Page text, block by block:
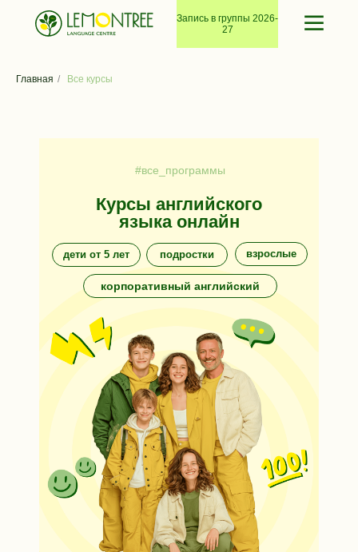
Запись в группы 2026-
27
Главная / Все курсы
#все_программы
Курсы английского
языка онлайн
дети от 5 лет подростки взрослые
корпоративный английский